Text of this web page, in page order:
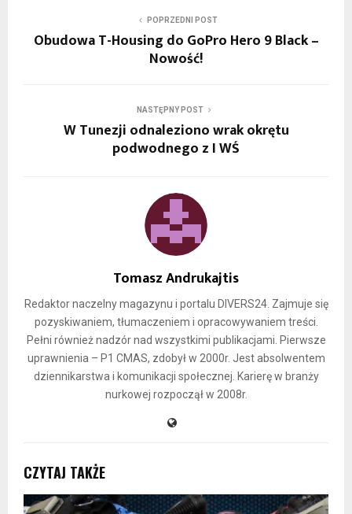
POPRZEDNI POST
Obudowa T-Housing do GoPro Hero 9 Black –
Nowość!
NASTĘPNY POST
W Tunezji odnaleziono wrak okrętu
podwodnego z I WŚ
Tomasz Andrukajtis
Redaktor naczelny magazynu i portalu DIVERS24. Zajmuje się
pozyskiwaniem, tłumaczeniem i opracowywaniem treści.
Pełni również nadzór nad wszystkimi publikacjami. Pierwsze
uprawnienia – P1 CMAS, zdobył w 2000r. Jest absolwentem
dziennikarstwa i komunikacji społecznej. Karierę w branży
nurkowej rozpoczął w 2008r.
CZYTAJ TAKŻE